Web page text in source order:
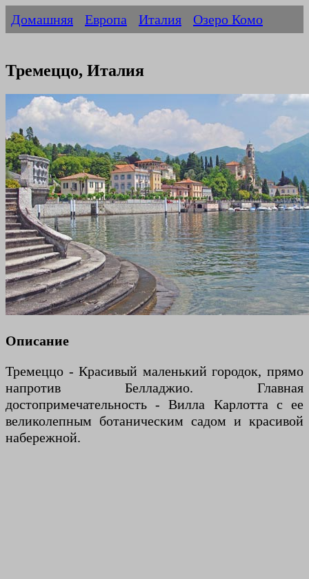
Домашняя Европа Италия Озеро Комо
Тремеццо, Италия
Описание
Тремеццо - Красивый маленький городок, прямо
напротив Белладжио. Главная
достопримечательность - Вилла Карлотта с ее
великолепным ботаническим садом и красивой
набережной.